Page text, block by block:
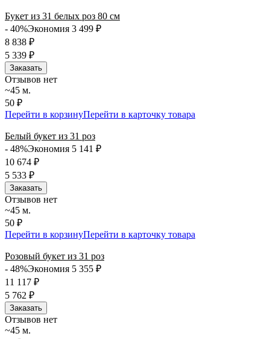
Букет из 31 белых роз 80 см
- 40%Экономия 3 499 ₽
8 838 ₽
5 339 ₽
Заказать
Отзывов нет
~45 м.
50 ₽
Перейти в корзинуПерейти в карточку товара
Белый букет из 31 роз
- 48%Экономия 5 141 ₽
10 674 ₽
5 533 ₽
Заказать
Отзывов нет
~45 м.
50 ₽
Перейти в корзинуПерейти в карточку товара
Розовый букет из 31 роз
- 48%Экономия 5 355 ₽
11 117 ₽
5 762 ₽
Заказать
Отзывов нет
~45 м.